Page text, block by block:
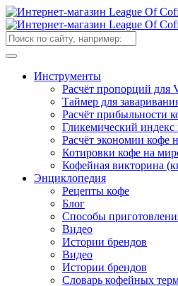
Инструменты
Расчёт пропорций для
Таймер для
Расчёт прибыльности
Гликемический индекс
Расчёт экономии кофе
Котировки кофе на
Кофейная викторина
Энциклопедия
Рецепты кофе
Блог
Способы
Видео
Истории брендов
Видео
Истории брендов
Словарь кофейных